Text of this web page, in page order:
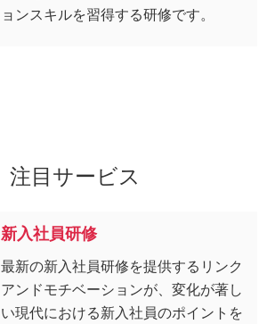
ョンスキルを習得する研修です。
注目サービス
新入社員研修
最新の新入社員研修を提供するリンク
アンドモチベーションが、変化が著し
い現代における新入社員のポイントを